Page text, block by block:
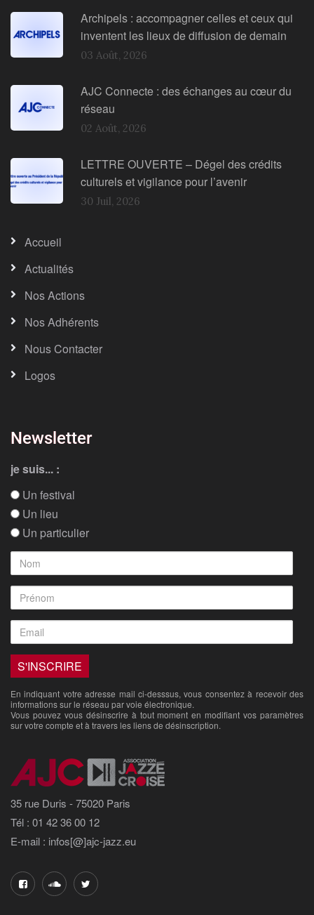
Archipels : accompagner celles et ceux qui
inventent les lieux de diffusion de demain
03 Août, 2026
AJC Connecte : des échanges au cœur du
réseau
02 Août, 2026
LETTRE OUVERTE – Dégel des crédits
culturels et vigilance pour l’avenir
30 Juil, 2026
Accueil
Actualités
Nos Actions
Nos Adhérents
Nous Contacter
Logos
Newsletter
je suis... :
Un festival
Un lieu
Un particulier
En indiquant votre adresse mail ci-desssus, vous consentez à recevoir des
informations sur le réseau par voie électronique.
Vous pouvez vous désinscrire à tout moment en modifiant vos paramètres
sur votre compte et à travers les liens de désinscription.
35 rue Duris - 75020 Paris
Tél : 01 42 36 00 12
E-mail : infos[@]ajc-jazz.eu